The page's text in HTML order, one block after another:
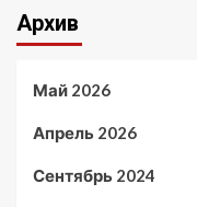
Архив
Май 2026
Апрель 2026
Сентябрь 2024